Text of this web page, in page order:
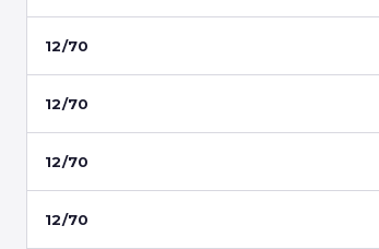
12/70
12/70
12/70
12/70